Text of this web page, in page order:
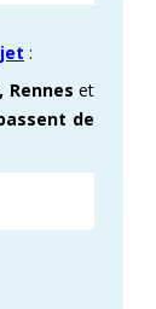
:
Renneset
de